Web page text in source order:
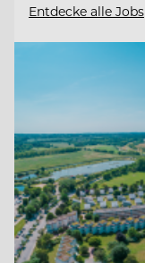
Entdecke alle Jobs